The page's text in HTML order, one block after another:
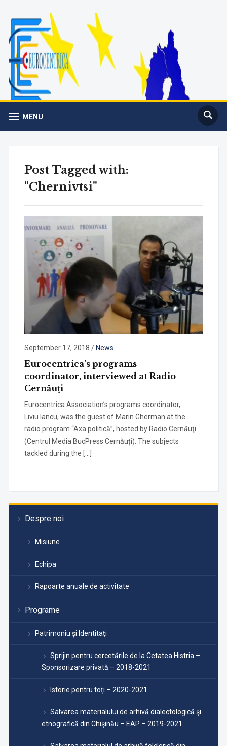
MENU
Despre noi
Misiune
Echipa
Rapoarte anuale de activitate
Programe
Patrimoniu și Identitați
Sprijin pentru cercetările de la Cetatea Histria –
Sponsorizare privată – 2018-2021
Istorie pentru toți – 2020-2021
Salvarea materialului de arhivă dialectologică şi
etnografică din Chişinău – EAP – 2019-2021
Post Tagged with:
"Chernivtsi"
September 17, 2018 /News
Eurocentrica’s programs
coordinator, interviewed at Radio
Cernăuţi
Eurocentrica Association’s programs coordinator,
Liviu Iancu, was the guest of Marin Gherman at the
radio program “Axa politică”, hosted by Radio Cernăuţi
(Centrul Media BucPress Cernăuți). The subjects
tackled during the […]